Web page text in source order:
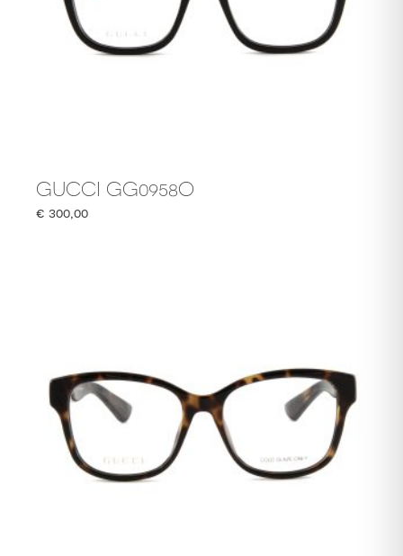
GUCCI GG0958O
€ 300,00